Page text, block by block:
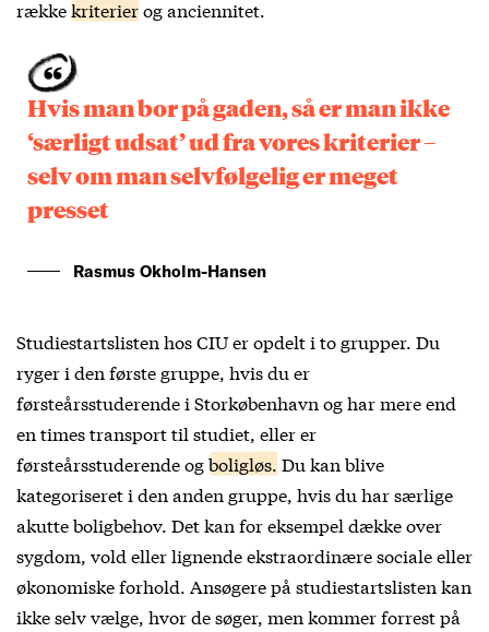
rækkekriterierog anciennitet.
Hvis man bor på gaden, så er man ikke
‘særligt udsat’ ud fra vores kriterier –
selv om man selvfølgelig er meget
presset
Rasmus Okholm-Hansen
Studiestartslisten hos CIU er opdelt i to grupper. Du
ryger i den første gruppe, hvis du er
førsteårsstuderende i Storkøbenhavn og har mere end
en times transport til studiet, eller er
førsteårsstuderende ogboligløs. Du kan blive
kategoriseret i den anden gruppe, hvis du har særlige
akutte boligbehov. Det kan for eksempel dække over
sygdom, vold eller lignende ekstraordinære sociale eller
økonomiske forhold. Ansøgere på studiestartslisten kan
ikke selv vælge, hvor de søger, men kommer forrest på